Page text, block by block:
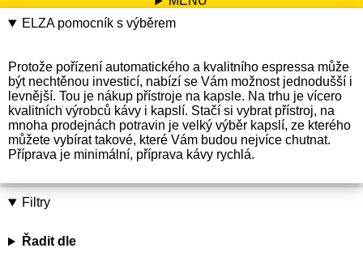
ELZA pomocník s výběrem
Protože pořízení automatického a kvalitního espressa může
být nechtěnou investicí, nabízí se Vám možnost jednodušší i
levnější. Tou je nákup přístroje na kapsle. Na trhu je vícero
kvalitních výrobců kávy i kapslí. Stačí si vybrat přístroj, na
mnoha prodejnách potravin je velký výběr kapslí, ze kterého
můžete vybírat takové, které Vám budou nejvíce chutnat.
Příprava je minimální, příprava kávy rychlá.
Filtry
Řadit dle